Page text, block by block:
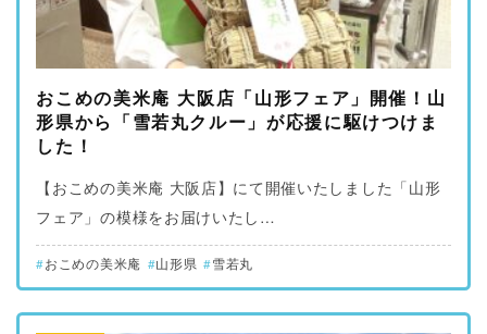
おこめの美米庵 大阪店「山形フェア」開催！山
形県から「雪若丸クルー」が応援に駆けつけま
した！
【おこめの美米庵 大阪店】にて開催いたしました「山形
フェア」の模様をお届けいたし…
おこめの美米庵 山形県 雪若丸